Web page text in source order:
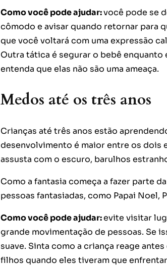
Como você pode ajudar:você pode se
cômodo e avisar quando retornar para
que você voltará com uma expressão
Outra tática é segurar o bebê
entenda que elas não são uma ameaça.
Medos até os três anos
Crianças até três anos estão
desenvolvimento é maior entre os dois
assusta com o escuro, barulhos
Como a fantasia começa a fazer parte
pessoas fantasiadas, como Papai Noel,
Como você pode ajudar:evite visitar
grande movimentação de pessoas. Se
suave. Sinta como a criança reage
filhos quando eles tiveram que